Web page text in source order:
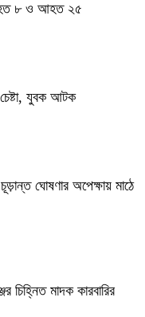
নিহত ৮ ও আহত ২৫
যুবক আটক
ঘোষণার অপেক্ষায় মাঠে
চিহ্নিত মাদক কারবারির